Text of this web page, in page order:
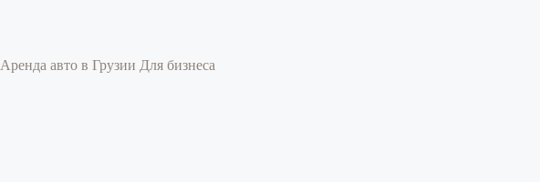
Аренда авто в Грузии Для бизнеса